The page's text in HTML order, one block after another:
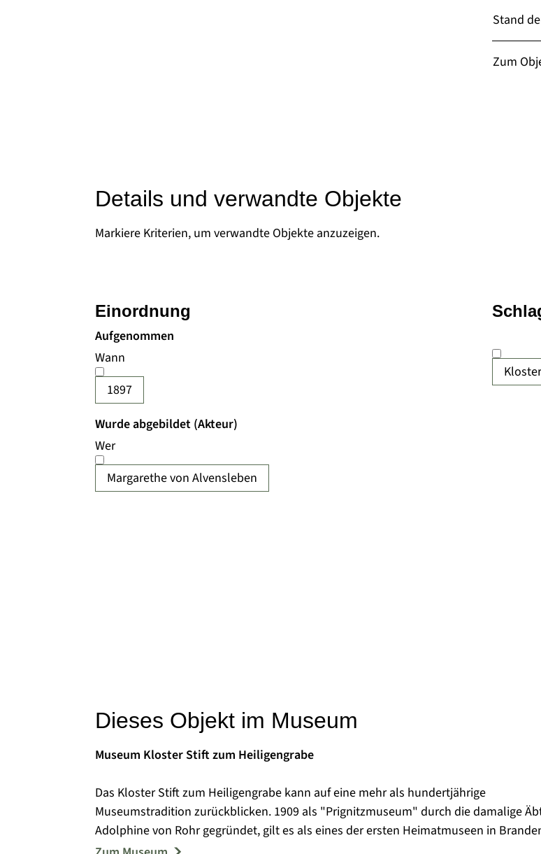
Stand
Zum
Details und verwandte Objekte
Markiere Kriterien, um verwandte Objekte anzuzeigen.
Aufgenommen
Wann
1897
Wurde abgebildet (Akteur)
Wer
Margarethe von Alvensleben
Einordnung
Dieses Objekt im Museum
Museum Kloster Stift zum Heiligengrabe
Das Kloster Stift zum Heiligengrabe kann auf eine mehr als hundertjährige
Museumstradition zurückblicken. 1909 als "Prignitzmuseum" durch die damalige
Adolphine von Rohr gegründet, gilt es als eines der ersten Heimatmuseen in
überhaupt. Untergebracht im Südflügel der Klausur der Abtei wollte es mit seinen